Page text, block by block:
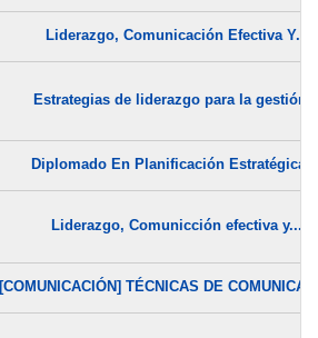
Liderazgo, Comunicación Efectiva Y...
Estrategias de liderazgo para la
Diplomado En Planificación
Liderazgo, Comunicción efectiva y...
[COMUNICACIÓN] TÉCNICAS DE